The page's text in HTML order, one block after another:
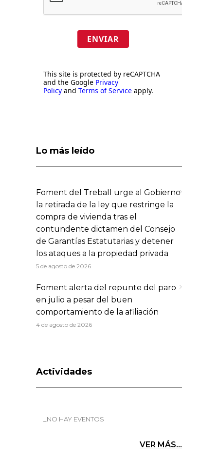
ENVIAR
This site is protected by reCAPTCHA
and the Google Privacy
Policy and Terms of Service apply.
Lo más leído
Foment del Treball urge al Gobierno
la retirada de la ley que restringe la
compra de vivienda tras el
contundente dictamen del Consejo
de Garantías Estatutarias y detener
los ataques a la propiedad privada
5 de agosto de 2026
Foment alerta del repunte del paro
en julio a pesar del buen
comportamiento de la afiliación
4 de agosto de 2026
Actividades
_NO HAY EVENTOS
VER MÁS...